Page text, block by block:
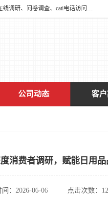
深圳大宋咨询有限公司2016年于深圳市宝安区新安街道海旺社区成立。主要经营：市场信息咨询、大数据调研、、在线调研、问卷调查、cati电话访问、神秘顾客调查、广告效果评估、消费者调查、大数据采集分析等，从事广告业务、国内贸易、数据采集、数据处理；公共文明测评。
公司动态 客户
消费者调研，赋能日用
间：2026-06-06 点击次数：